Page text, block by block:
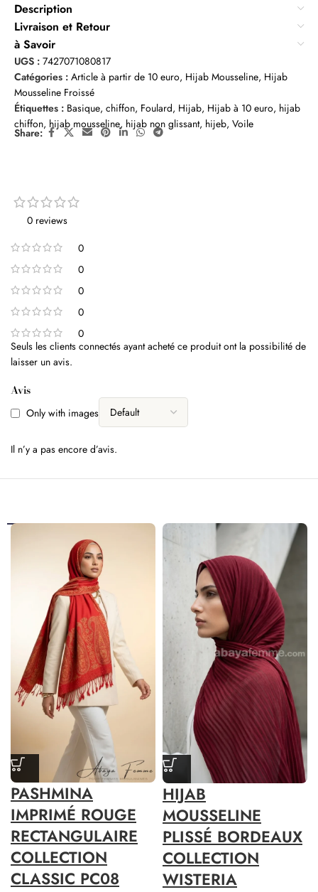
Description
Livraison et Retour
à Savoir
UGS : 7427071080817
Catégories : Article à partir de 10 euro, Hijab Mousseline, Hijab
Mousseline Froissé
Étiquettes : Basique, chiffon, Foulard, Hijab, Hijab à 10 euro, hijab
chiffon, hijab mousseline, hijab non glissant, hijeb, Voile
Share:
0 reviews
0
0
0
0
0
Avis
Only with images
Il n’y a pas encore d’avis.
Seuls les clients connectés ayant acheté ce produit ont la possibilité de
laisser un avis.
PASHMINA
IMPRIMÉ ROUGE
RECTANGULAIRE
COLLECTION
CLASSIC PC08
HIJAB
MOUSSELINE
PLISSÉ BORDEAUX
COLLECTION
WISTERIA